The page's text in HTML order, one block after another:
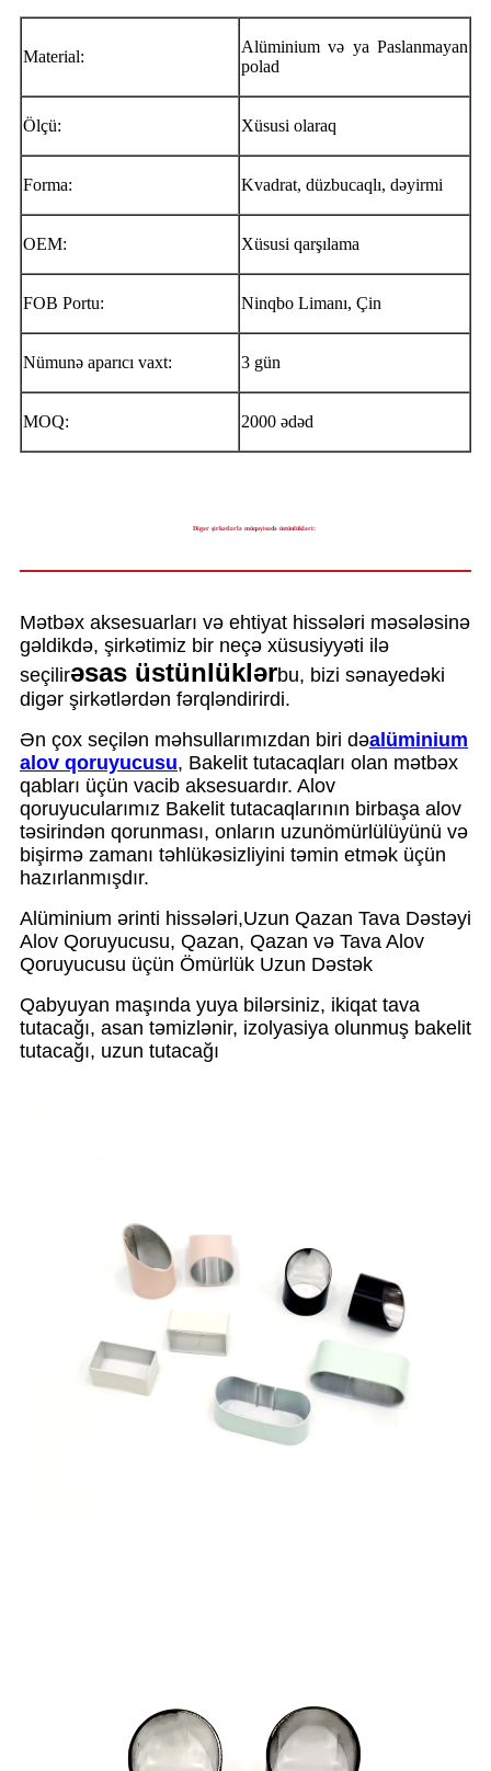
Material:
Alüminium və ya Paslanmayan
polad
Ölçü: Xüsusi olaraq
Forma: Kvadrat, düzbucaqlı, dəyirmi
OEM: Xüsusi qarşılama
FOB Portu: Ninqbo Limanı, Çin
Nümunə aparıcı vaxt: 3 gün
MOQ: 2000 ədəd
Digər şirkətlərlə müqayisədə üstünlükləri:
Mətbəx aksesuarları və ehtiyat hissələri məsələsinə
gəldikdə, şirkətimiz bir neçə xüsusiyyəti ilə
seçilirəsas üstünlüklərbu, bizi sənayedəki
digər şirkətlərdən fərqləndirirdi.
Ən çox seçilən məhsullarımızdan biri dəalüminium
alov qoruyucusu, Bakelit tutacaqları olan mətbəx
qabları üçün vacib aksesuardır. Alov
qoruyucularımız Bakelit tutacaqlarının birbaşa alov
təsirindən qorunması, onların uzunömürlülüyünü və
bişirmə zamanı təhlükəsizliyini təmin etmək üçün
hazırlanmışdır.
Alüminium ərinti hissələri,Uzun Qazan Tava Dəstəyi
Alov Qoruyucusu, Qazan, Qazan və Tava Alov
Qoruyucusu üçün Ömürlük Uzun Dəstək
Qabyuyan maşında yuya bilərsiniz, ikiqat tava
tutacağı, asan təmizlənir, izolyasiya olunmuş bakelit
tutacağı, uzun tutacağı